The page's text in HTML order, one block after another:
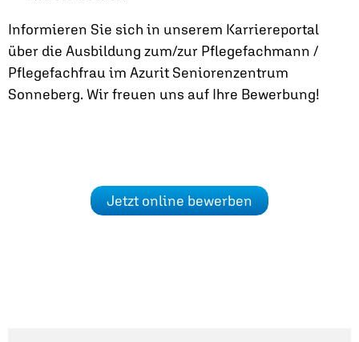
Informieren Sie sich in unserem Karriereportal
über die Ausbildung zum/zur Pflegefachmann /
Pflegefachfrau im Azurit Seniorenzentrum
Sonneberg. Wir freuen uns auf Ihre Bewerbung!
Jetzt online bewerben